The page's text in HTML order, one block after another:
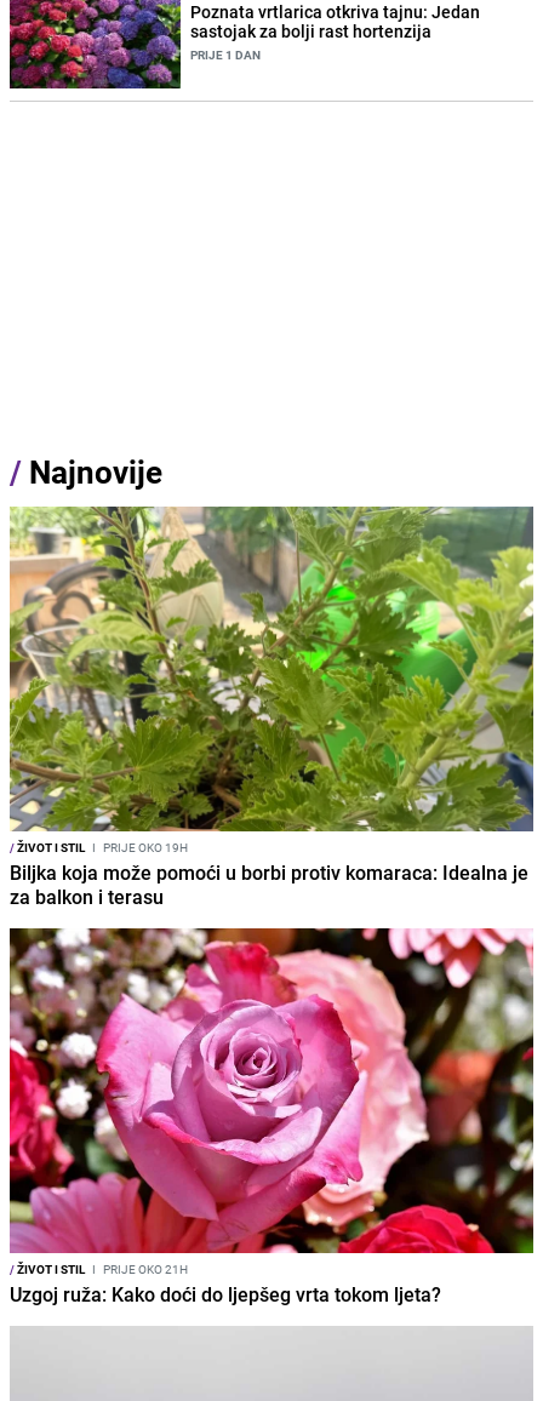
Poznata vrtlarica otkriva tajnu: Jedan
sastojak za bolji rast hortenzija
PRIJE 1 DAN
/ Najnovije
/ŽIVOT I STIL I PRIJE OKO 19H
Biljka koja može pomoći u borbi protiv komaraca: Idealna je
za balkon i terasu
/ŽIVOT I STIL I PRIJE OKO 21H
Uzgoj ruža: Kako doći do ljepšeg vrta tokom ljeta?